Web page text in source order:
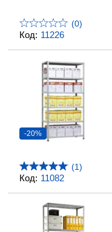
Код: 11226
(0)
Код: 11082
-20%
(1)